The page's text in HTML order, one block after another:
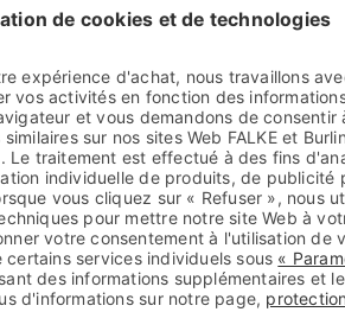
Matière 79%
Aspect lisse
Longueur de
Confort ultra-
Type d'ourlet
Renforts
Semelle